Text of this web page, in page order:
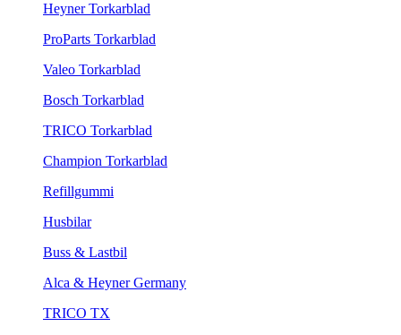
Heyner Torkarblad
ProParts Torkarblad
Valeo Torkarblad
Bosch Torkarblad
TRICO Torkarblad
Champion Torkarblad
Refillgummi
Husbilar
Buss & Lastbil
Alca & Heyner Germany
TRICO TX